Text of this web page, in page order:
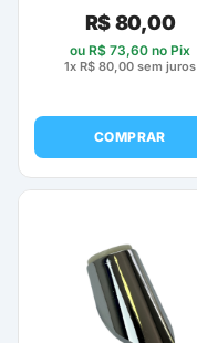
R$80,00
ou R$ 73,60 no Pix
1x R$ 80,00 sem juros
COMPRAR